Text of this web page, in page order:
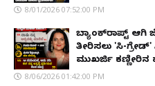
8/01/2026 07:52:00 PM
ಬ್ಯಾಂಕ್‌ರಾಪ್ಟ್‌ ಆಗಿ
ತೀರಿಸಲು 'ಸಿ-
ಮುಖರ್ಜಿ
8/06/2026 01:42:00 PM